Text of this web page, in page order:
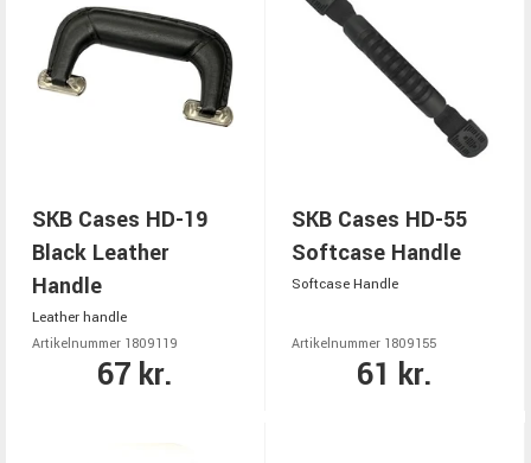
SKB Cases HD-19
Black Leather
Handle
Leather handle
Artikelnummer 1809119
67 kr.
SKB Cases HD-55
Softcase Handle
Softcase Handle
Artikelnummer 1809155
61 kr.